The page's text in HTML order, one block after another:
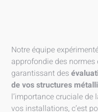
Notre équipe
approfondie des normes
garantissant des
de vos structures
l’importance cruciale
vos installations, c’est